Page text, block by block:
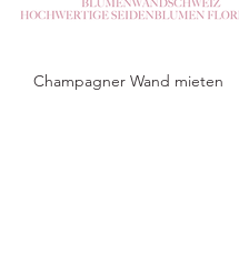
Champagner Wand mieten